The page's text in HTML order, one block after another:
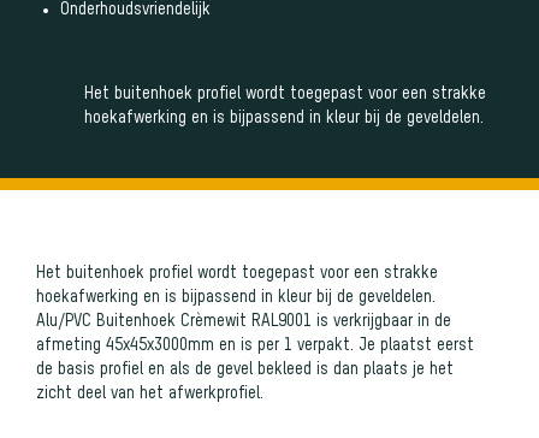
Onderhoudsvriendelijk
Het buitenhoek profiel wordt toegepast voor een strakke
hoekafwerking en is bijpassend in kleur bij de geveldelen.
Het buitenhoek profiel wordt toegepast voor een strakke
hoekafwerking en is bijpassend in kleur bij de geveldelen.
Alu/PVC Buitenhoek Crèmewit RAL9001 is verkrijgbaar in de
afmeting 45x45x3000mm en is per 1 verpakt. Je plaatst eerst
de basis profiel en als de gevel bekleed is dan plaats je het
zicht deel van het afwerkprofiel.